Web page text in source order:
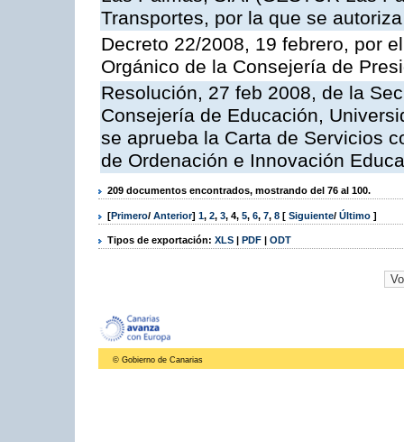
Transportes, por la que se
Decreto 22/2008, 19 febrero, por
Orgánico de la Consejería de
Resolución, 27 feb 2008, de la
Consejería de Educación,
se aprueba la Carta de Servicios
de Ordenación e Innovación
209 documentos encontrados, mostrando del 76 al 100.
[Primero/ Anterior] 1, 2, 3, 4, 5, 6, 7, 8 [ Siguiente/ Último ]
Tipos de exportación: XLS | PDF | ODT
© Gobierno de Canarias